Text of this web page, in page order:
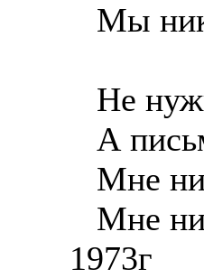
Мы
Не
А
Мне ни
Мне ни
1973г